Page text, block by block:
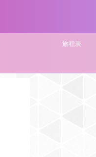
旅程表